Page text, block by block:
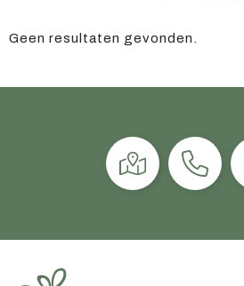
Geen resultaten gevonden.